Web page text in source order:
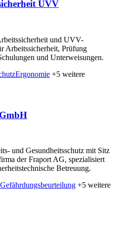
UVV
und UVV-
Arbeitssicherheit, Prüfung
und Unterweisungen.
Ergonomie +5 weitere
und Gesundheitsschutz mit Sitz
der Fraport AG, spezialisiert
Betreuung.
Gefährdungsbeurteilung +5 weitere